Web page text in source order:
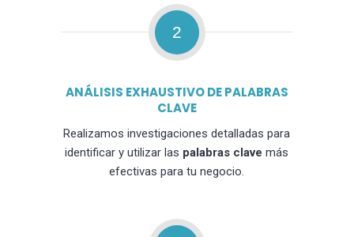
2
ANÁLISIS EXHAUSTIVO DE PALABRAS
CLAVE
Realizamos investigaciones detalladas para
identificar y utilizar las palabras clave más
efectivas para tu negocio.